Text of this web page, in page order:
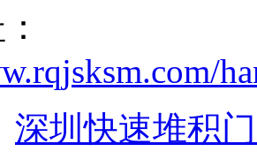
深圳快速堆积